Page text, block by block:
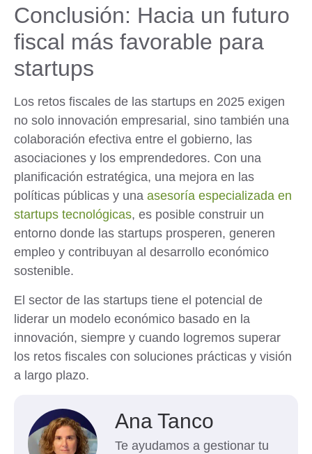
Conclusión: Hacia un futuro
fiscal más favorable para
startups
Los retos fiscales de las startups en 2025 exigen
no solo innovación empresarial, sino también una
colaboración efectiva entre el gobierno, las
asociaciones y los emprendedores. Con una
planificación estratégica, una mejora en las
políticas públicas y una asesoría especializada en
startups tecnológicas, es posible construir un
entorno donde las startups prosperen, generen
empleo y contribuyan al desarrollo económico
sostenible.
El sector de las startups tiene el potencial de
liderar un modelo económico basado en la
innovación, siempre y cuando logremos superar
los retos fiscales con soluciones prácticas y visión
a largo plazo.
Ana Tanco
Te ayudamos a gestionar tu